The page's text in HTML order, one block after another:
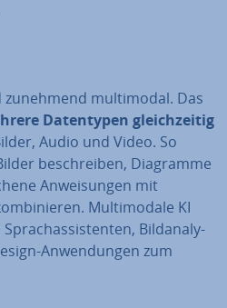
zunehmend mul­ti­mo­dal. Das
Da­ten­ty­pen gleich­zei­tig
Audio und Video. So
be­schrei­ben, Diagramme
An­wei­sun­gen mit
Mul­ti­mo­da­le KI
Bild­ana­ly­
An­wen­dun­gen zum